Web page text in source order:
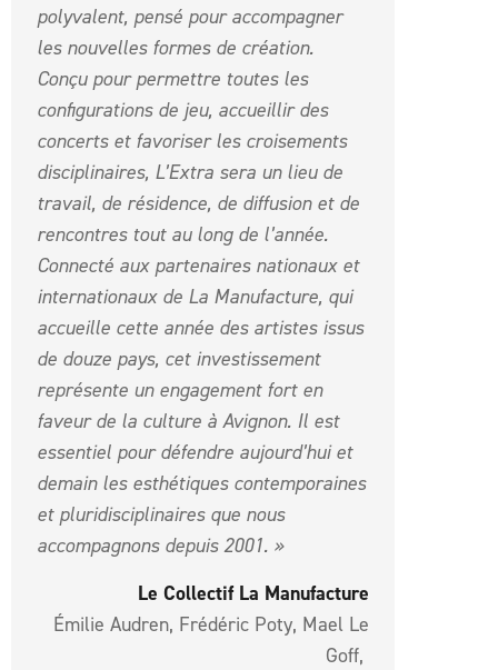
polyvalent, pensé pour accompagner
les nouvelles formes de création.
Conçu pour permettre toutes les
configurations de jeu, accueillir des
concerts et favoriser les croisements
disciplinaires, L’Extra sera un lieu de
travail, de résidence, de diffusion et de
rencontres tout au long de l’année.
Connecté aux partenaires nationaux et
internationaux de La Manufacture, qui
accueille cette année des artistes issus
de douze pays, cet investissement
représente un engagement fort en
faveur de la culture à Avignon. Il est
essentiel pour défendre aujourd’hui et
demain les esthétiques contemporaines
et pluridisciplinaires que nous
accompagnons depuis 2001. »
Le Collectif La Manufacture
Émilie Audren, Frédéric Poty, Mael Le
Goff,